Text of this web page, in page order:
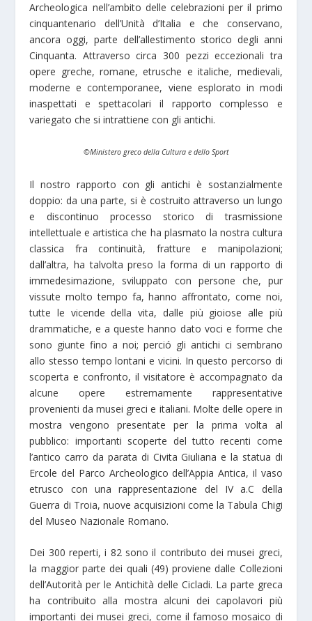
Archeologica nell’ambito delle celebrazioni per il primo
cinquantenario dell’Unità d’Italia e che conservano,
ancora oggi, parte dell’allestimento storico degli anni
Cinquanta. Attraverso circa 300 pezzi eccezionali tra
opere greche, romane, etrusche e italiche, medievali,
moderne e contemporanee, viene esplorato in modi
inaspettati e spettacolari il rapporto complesso e
variegato che si intrattiene con gli antichi.
©Ministero greco della Cultura e dello Sport
Il nostro rapporto con gli antichi è sostanzialmente
doppio: da una parte, si è costruito attraverso un lungo
e discontinuo processo storico di trasmissione
intellettuale e artistica che ha plasmato la nostra cultura
classica fra continuità, fratture e manipolazioni;
dall’altra, ha talvolta preso la forma di un rapporto di
immedesimazione, sviluppato con persone che, pur
vissute molto tempo fa, hanno affrontato, come noi,
tutte le vicende della vita, dalle più gioiose alle più
drammatiche, e a queste hanno dato voci e forme che
sono giunte fino a noi; perció gli antichi ci sembrano
allo stesso tempo lontani e vicini. In questo percorso di
scoperta e confronto, il visitatore è accompagnato da
alcune opere estremamente rappresentative
provenienti da musei greci e italiani. Molte delle opere in
mostra vengono presentate per la prima volta al
pubblico: importanti scoperte del tutto recenti come
l’antico carro da parata di Civita Giuliana e la statua di
Ercole del Parco Archeologico dell’Appia Antica, il vaso
etrusco con una rappresentazione del IV a.C della
Guerra di Troia, nuove acquisizioni come la Tabula Chigi
del Museo Nazionale Romano.
Dei 300 reperti, i 82 sono il contributo dei musei greci,
la maggior parte dei quali (49) proviene dalle Collezioni
dell’Autorità per le Antichità delle Cicladi. La parte greca
ha contribuito alla mostra alcuni dei capolavori più
importanti dei musei greci, come il famoso mosaico di